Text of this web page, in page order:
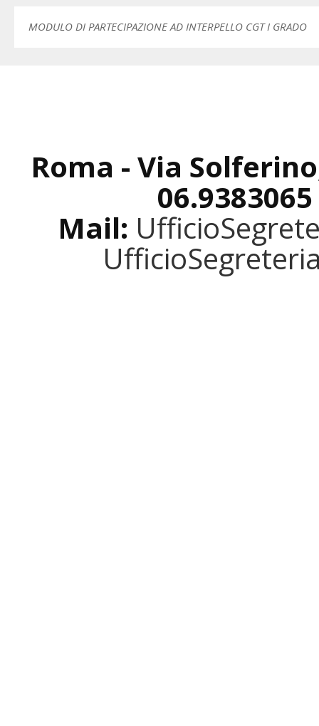
MODULO DI PARTECIPAZIONE AD INTERPELLO CGT I GRADO
Roma - Via
Mail: